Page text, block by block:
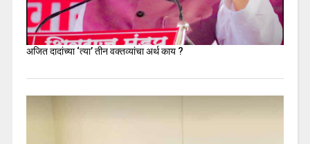
अजित दादांच्या ‘त्या’ तीन वक्तव्यांचा अर्थ काय ?